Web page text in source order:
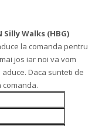
Silly Walks (HBG)
la comanda pentru
jos iar noi va vom
Daca sunteti de
comanda.